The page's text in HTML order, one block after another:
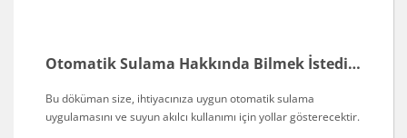
Otomatik Sulama Hakkında Bilmek İstediğiniz Her Şey I enbahce.com
Bu döküman size, ihtiyacınıza uygun otomatik sulama
uygulamasını ve suyun akılcı kullanımı için yollar gösterecektir.